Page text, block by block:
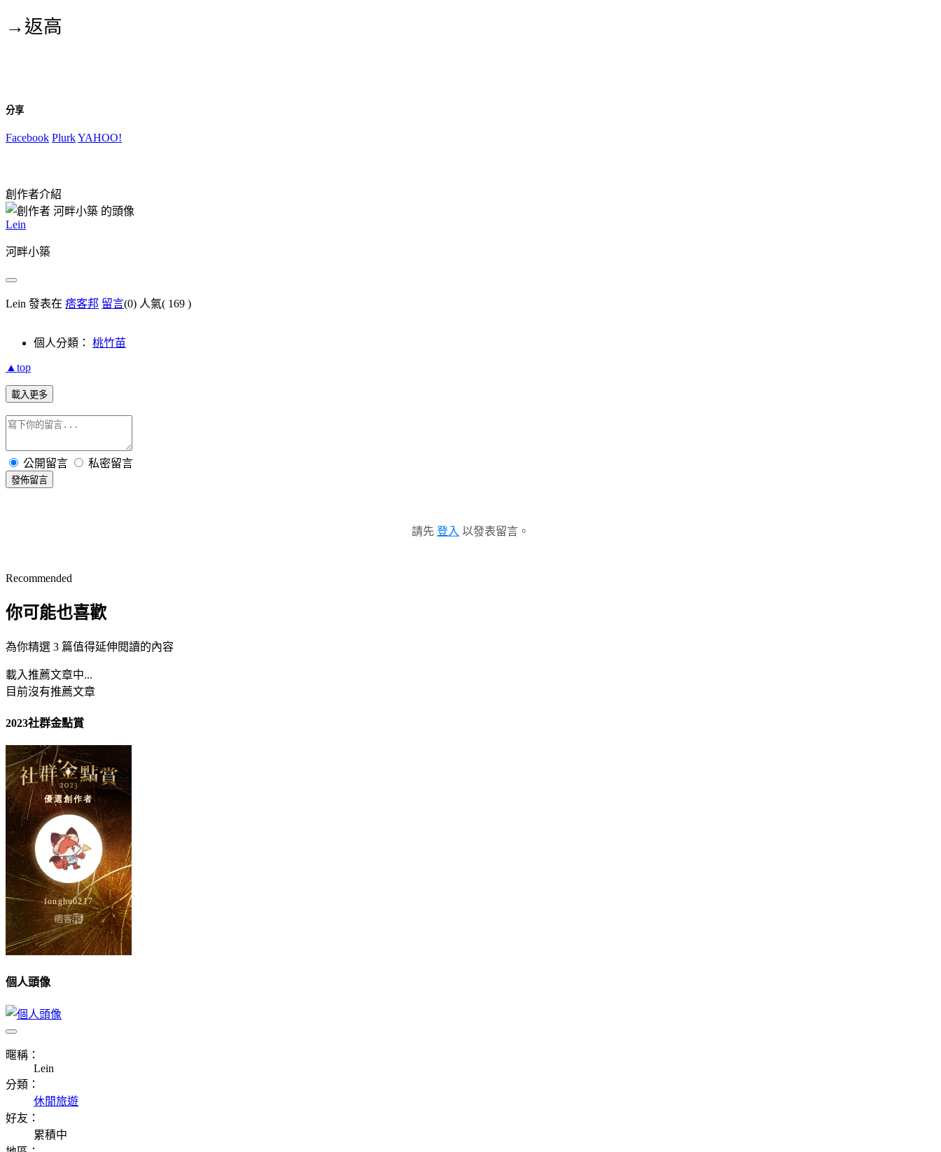
→返高
分享
Facebook PlurkYAHOO!
創作者介紹
Lein
河畔小築
Lein 發表在 痞客邦 留言(0) 人氣( 169 )
個人分類： 桃竹苗
▲top
載入更多
公開留言 私密留言
發佈留言
請先 登入 以發表留言。
Recommended
你可能也喜歡
為你精選 3 篇值得延伸閱讀的內容
載入推薦文章中...
目前沒有推薦文章
2023社群金點賞
個人頭像
暱稱：
Lein
分類：
休閒旅遊
好友：
累積中